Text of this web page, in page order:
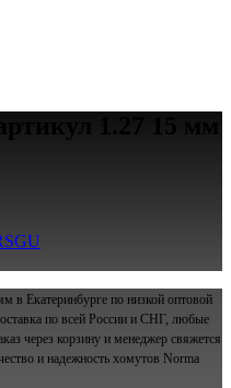
в Екатеринбурге по низкой оптовой
по всей России и СНГ, любые
через корзину и менеджер свяжется
и надежность хомутов Norma